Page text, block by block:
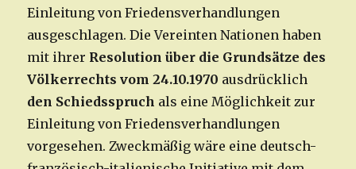
Einleitung von Friedensverhandlungen
ausgeschlagen. Die Vereinten Nationen haben
mit ihrer Resolution über die Grundsätze des
Völkerrechts vom 24.10.1970 ausdrücklich
den Schiedsspruch als eine Möglichkeit zur
Einleitung von Friedensverhandlungen
vorgesehen. Zweckmäßig wäre eine deutsch-